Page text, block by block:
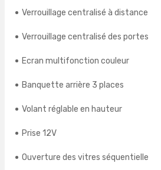
Verrouillage centralisé à distance
Verrouillage centralisé des portes
Ecran multifonction couleur
Banquette arrière 3 places
Volant réglable en hauteur
Prise 12V
Ouverture des vitres séquentielle